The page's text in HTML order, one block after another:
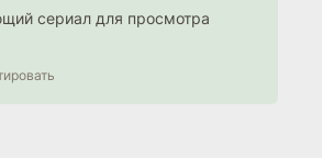
сериал для просмотра